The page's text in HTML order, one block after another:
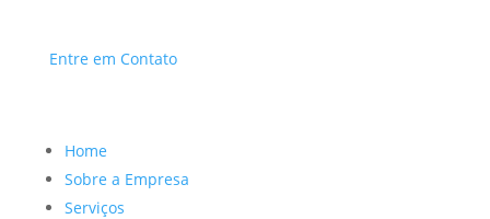
Entre em Contato
Home
Sobre a Empresa
Serviços